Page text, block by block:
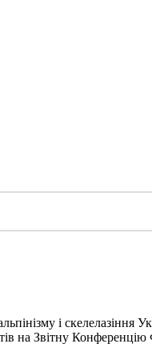
і
на Звітну